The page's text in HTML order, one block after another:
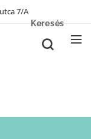
7/A
Keresés